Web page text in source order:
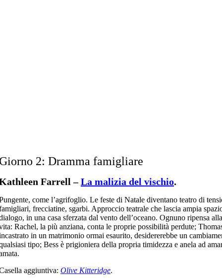
2: Dramma famigliare
Farrell –La malizia del vischio.
come l’agrifoglio. Le feste di Natale diventano teatro di
frecciatine, sgarbi. Approccio teatrale che lascia ampia
in una casa sferzata dal vento dell’oceano. Ognuno ripensa
Rachel, la più anziana, conta le proprie possibilità perdute;
in un matrimonio ormai esaurito, desidererebbe un
tipo; Bess è prigioniera della propria timidezza e anela ad
aggiuntiva: Olive Kitteridge.